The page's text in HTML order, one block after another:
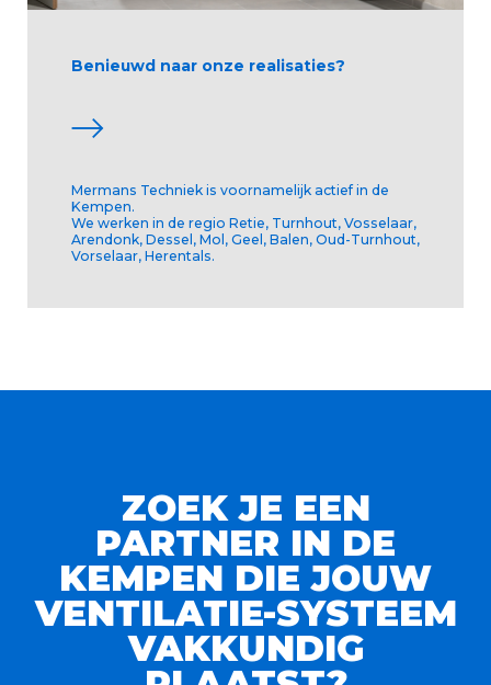
Benieuwd naar onze realisaties?
Mermans Techniek is voornamelijk actief in de
Kempen.
We werken in de regio Retie, Turnhout, Vosselaar,
Arendonk, Dessel, Mol, Geel, Balen, Oud-Turnhout,
Vorselaar, Herentals.
ZOEK JE EEN
PARTNER IN DE
KEMPEN DIE JOUW
VENTILATIE-SYSTEEM
VAKKUNDIG